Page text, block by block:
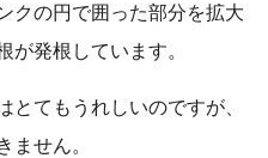
クの円で囲った部分を拡大
が発根しています。
とてもうれしいのですが、
ません。